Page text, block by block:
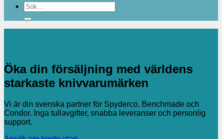
Sök
efter:
Öka din försäljning med världens
starkaste knivvarumärken
Vi är din svenska partner för Spyderco, Benchmade och
Condor. Inga tullavgifter, snabba leveranser och personlig
support.